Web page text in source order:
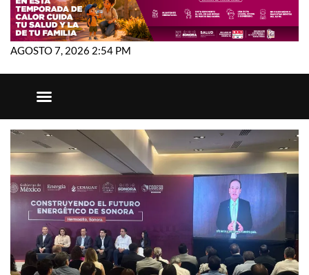
AGOSTO 7, 2026 2:54 PM